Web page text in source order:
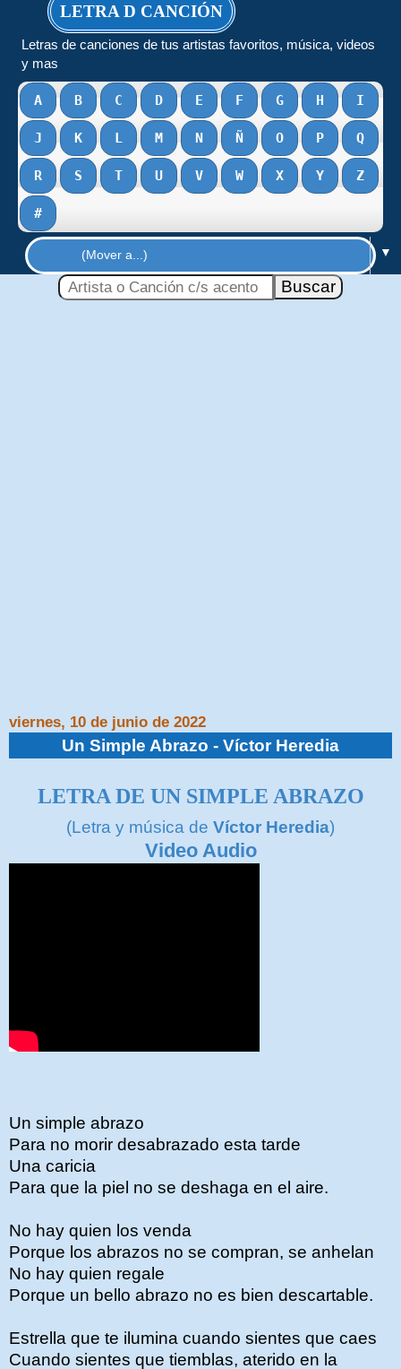
LETRA D CANCIÓN
Letras de canciones de tus artistas favoritos, música, videos
y mas
A B C D E F G H I
J K L M N Ñ O P Q
R S T U V W X Y Z
#
▼
viernes, 10 de junio de 2022
Un Simple Abrazo - Víctor Heredia
LETRA DE UN SIMPLE ABRAZO
(Letra y música de Víctor Heredia)
Video Audio
Un simple abrazo
Para no morir desabrazado esta tarde
Una caricia
Para que la piel no se deshaga en el aire.
No hay quien los venda
Porque los abrazos no se compran, se anhelan
No hay quien regale
Porque un bello abrazo no es bien descartable.
Estrella que te ilumina cuando sientes que caes
Cuando sientes que tiemblas, aterido en la